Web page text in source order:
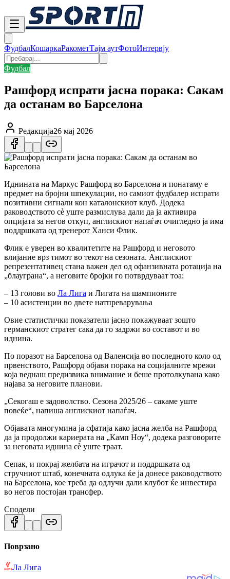
ФудбалКошаркаРакометТајм аутФотоИнтервју
Фудбал
Рашфорд испрати јасна порака: Сакам
да останам во Барселона
Редакција26 мај 2026
Иднината на Маркус Рашфорд во Барселона и понатаму е
предмет на бројни шпекулации, но самиот фудбалер испрати
позитивни сигнали кон каталонскиот клуб. Додека
раководството сè уште размислува дали да ја активира
опцијата за негов откуп, англискиот напаѓач очигледно ја има
поддршката од тренерот Ханси Флик.
Флик е уверен во квалитетите на Рашфорд и неговото
влијание врз тимот во текот на сезоната. Англискиот
репрезентативец стана важен дел од офанзивната ротација на
„блауграна“, а неговите бројки го потврдуваат тоа:
– 13 голови во Ла Лига и Лигата на шампионите
– 10 асистенции во двете натпреварувања
Овие статистички показатели јасно покажуваат зошто
германскиот стратег сака да го задржи во составот и во
иднина.
По поразот на Барселона од Валенсија во последното коло од
првенството, Рашфорд објави порака на социјалните мрежи
која веднаш предизвика внимание и беше протолкувана како
најава за неговите планови.
„Секогаш е задоволство. Сезона 2025/26 – сакаме уште
повеќе“, напиша англискиот напаѓач.
Објавата многумина ја сфатија како јасна желба на Рашфорд
да ја продолжи кариерата на „Камп Ноу“, додека разговорите
за неговата иднина сè уште траат.
Сепак, и покрај желбата на играчот и поддршката од
стручниот штаб, конечната одлука ќе ја донесе раководството
на Барселона, кое треба да одлучи дали клубот ќе инвестира
во негов постојан трансфер.
Сподели
Поврзано
Ла Лига